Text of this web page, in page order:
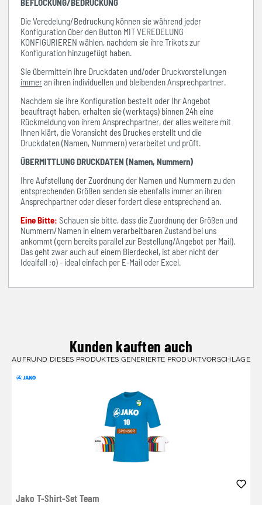
BEFLOCKUNG/BEDRUCKUNG
Die Veredelung/Bedruckung können sie während jeder
Konfiguration über den Button MIT VEREDELUNG
KONFIGURIEREN wählen, nachdem sie ihre Trikots zur
Konfiguration hinzugefügt haben.
Sie übermitteln ihre Druckdaten und/oder Druckvorstellungen
immeran ihren individuellen und bleibenden Ansprechpartner.
Nachdem sie ihre Konfiguration bestellt oder Ihr Angebot
beauftragt haben, erhalten sie (werktags) binnen 24h eine
Rückmeldung von ihrem Ansprechpartner, der alles weitere mit
Ihnen klärt, die Voransicht des Druckes erstellt und die
Druckdaten (Namen, Nummern) verarbeitet und prüft.
ÜBERMITTLUNG DRUCKDATEN (Namen, Nummern)
Ihre Aufstellung der Zuordnung der Namen und Nummern zu den
entsprechenden Größen senden sie ebenfalls immer an ihren
Ansprechpartner oder dieser fordert diese entsprechend an.
Eine Bitte: Schauen sie bitte, dass die Zuordnung der Größen und
Nummern/Namen in einem verarbeitbaren Zustand bei uns
ankommt (gern bereits parallel zur Bestellung/Angebot per Mail).
Das geht zwar auch auf einem Bierdeckel, ist aber nicht der
Idealfall ;o) - ideal einfach per E-Mail oder Excel.
Kunden kauften auch
AUFRUND DIESES PRODUKTES GENERIERTE PRODUKTVORSCHLÄGE
Jako T-Shirt-Set Team